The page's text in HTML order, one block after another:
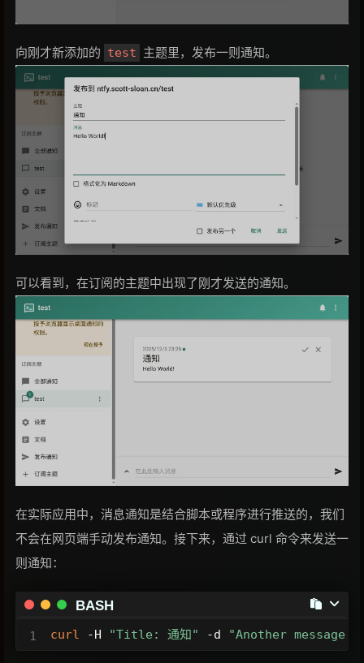
向刚才新添加的 test 主题里，发布一则通知。
可以看到，在订阅的主题中出现了刚才发送的通知。
在实际应用中，消息通知是结合脚本或程序进行推送的，我们
不会在网页端手动发布通知。接下来，通过 curl 命令来发送一
则通知：
curl -H "Title: 通知" -d "Another message
BASH